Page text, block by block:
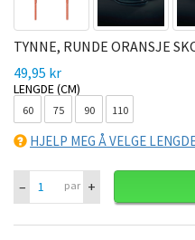
TYNNE, RUNDE ORANSJE
49,95 kr
LENGDE (CM)
60 75 90 110
HJELP MEG Å VELGE
– par +